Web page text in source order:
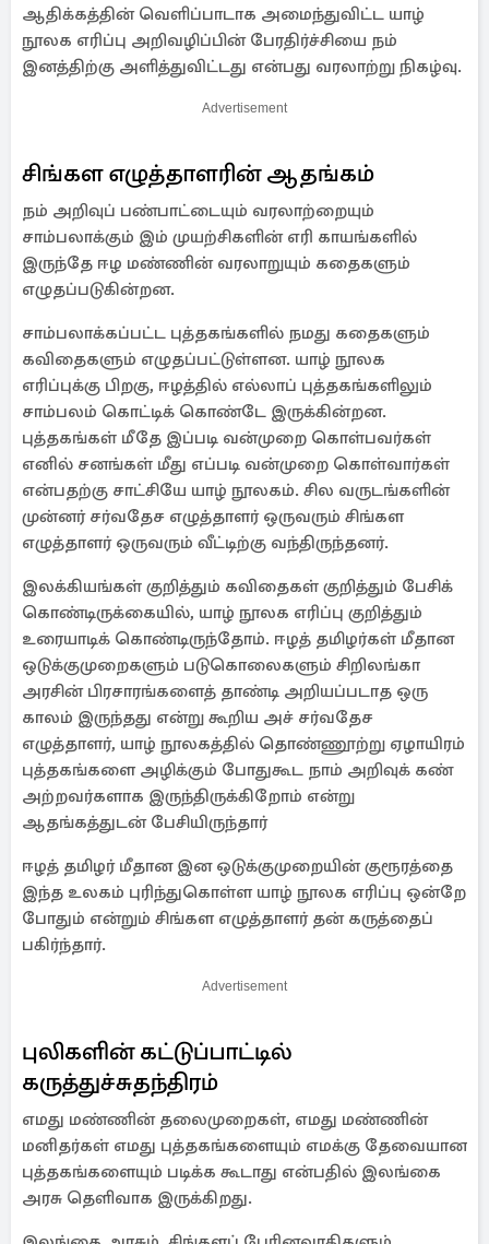
ஆதிக்கத்தின் வெளிப்பாடாக அமைந்துவிட்ட யாழ்
நூலக எரிப்பு அறிவழிப்பின் பேரதிர்ச்சியை நம்
இனத்திற்கு அளித்துவிட்டது என்பது வரலாற்று நிகழ்வு.
Advertisement
சிங்கள எழுத்தாளரின் ஆதங்கம்
நம் அறிவுப் பண்பாட்டையும் வரலாற்றையும்
சாம்பலாக்கும் இம் முயற்சிகளின் எரி காயங்களில்
இருந்தே ஈழ மண்ணின் வரலாறுயும் கதைகளும்
எழுதப்படுகின்றன.
சாம்பலாக்கப்பட்ட புத்தகங்களில் நமது கதைகளும்
கவிதைகளும் எழுதப்பட்டுள்ளன. யாழ் நூலக
எரிப்புக்கு பிறகு, ஈழத்தில் எல்லாப் புத்தகங்களிலும்
சாம்பலம் கொட்டிக் கொண்டே இருக்கின்றன.
புத்தகங்கள் மீதே இப்படி வன்முறை கொள்பவர்கள்
எனில் சனங்கள் மீது எப்படி வன்முறை கொள்வார்கள்
என்பதற்கு சாட்சியே யாழ் நூலகம். சில வருடங்களின்
முன்னர் சர்வதேச எழுத்தாளர் ஒருவரும் சிங்கள
எழுத்தாளர் ஒருவரும் வீட்டிற்கு வந்திருந்தனர்.
இலக்கியங்கள் குறித்தும் கவிதைகள் குறித்தும் பேசிக்
கொண்டிருக்கையில், யாழ் நூலக எரிப்பு குறித்தும்
உரையாடிக் கொண்டிருந்தோம். ஈழத் தமிழர்கள் மீதான
ஒடுக்குமுறைகளும் படுகொலைகளும் சிறிலங்கா
அரசின் பிரசாரங்களைத் தாண்டி அறியப்படாத ஒரு
காலம் இருந்தது என்று கூறிய அச் சர்வதேச
எழுத்தாளர், யாழ் நூலகத்தில் தொண்ணூற்று ஏழாயிரம்
புத்தகங்களை அழிக்கும் போதுகூட நாம் அறிவுக் கண்
அற்றவர்களாக இருந்திருக்கிறோம் என்று
ஆதங்கத்துடன் பேசியிருந்தார்
ஈழத் தமிழர் மீதான இன ஒடுக்குமுறையின் குரூரத்தை
இந்த உலகம் புரிந்துகொள்ள யாழ் நூலக எரிப்பு ஒன்றே
போதும் என்றும் சிங்கள எழுத்தாளர் தன் கருத்தைப்
பகிர்ந்தார்.
Advertisement
புலிகளின் கட்டுப்பாட்டில்
கருத்துச்சுதந்திரம்
எமது மண்ணின் தலைமுறைகள், எமது மண்ணின்
மனிதர்கள் எமது புத்தகங்களையும் எமக்கு தேவையான
புத்தகங்களையும் படிக்க கூடாது என்பதில் இலங்கை
அரசு தெளிவாக இருக்கிறது.